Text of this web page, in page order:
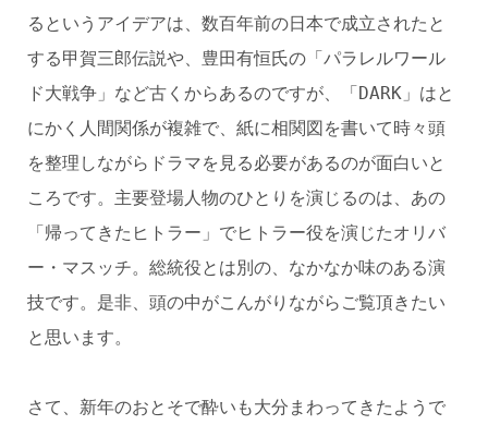
るというアイデアは、数百年前の日本で成立されたと
する甲賀三郎伝説や、豊田有恒氏の「パラレルワール
ド大戦争」など古くからあるのですが、「DARK」はと
にかく人間関係が複雑で、紙に相関図を書いて時々頭
を整理しながらドラマを見る必要があるのが面白いと
ころです。主要登場人物のひとりを演じるのは、あの
「帰ってきたヒトラー」でヒトラー役を演じたオリバ
ー・マスッチ。総統役とは別の、なかなか味のある演
技です。是非、頭の中がこんがりながらご覧頂きたい
と思います。
さて、新年のおとそで酔いも大分まわってきたようで